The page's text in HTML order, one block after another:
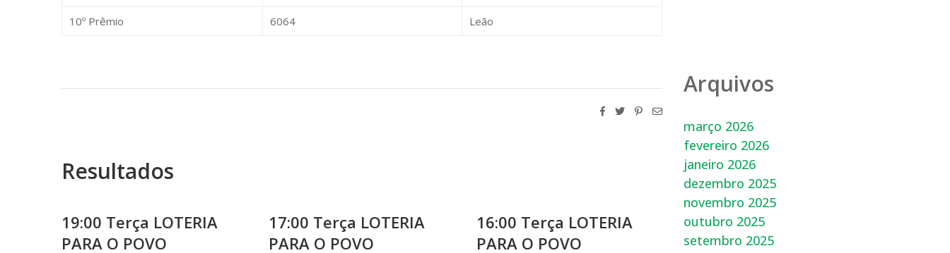
10º Prêmio 6064 Leão
Resultados
19:00 Terça LOTERIA
PARA O POVO
17:00 Terça LOTERIA
PARA O POVO
16:00 Terça LOTERIA
PARA O POVO
Arquivos
março 2026
fevereiro 2026
janeiro 2026
dezembro 2025
novembro 2025
outubro 2025
setembro 2025